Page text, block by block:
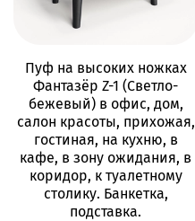
Пуф на высоких ножках
Фантазёр Z-1 (Светло-
бежевый) в офис, дом,
салон красоты, прихожая,
гостиная, на кухню, в
кафе, в зону ожидания, в
коридор, к туалетному
столику. Банкетка,
подставка.